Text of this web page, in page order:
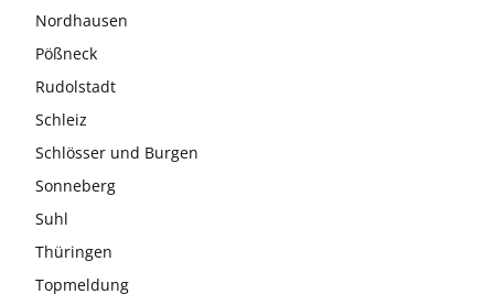
Nordhausen
Pößneck
Rudolstadt
Schleiz
Schlösser und Burgen
Sonneberg
Suhl
Thüringen
Topmeldung